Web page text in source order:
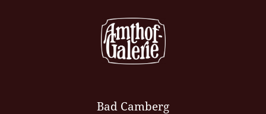
Bad Camberg